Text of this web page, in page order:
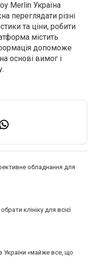
Merlin Україна
на переглядати різні
та ціни, робити
містить
допоможе
основі вимог і
обладнання для
клініку для всієї
«майже все, що